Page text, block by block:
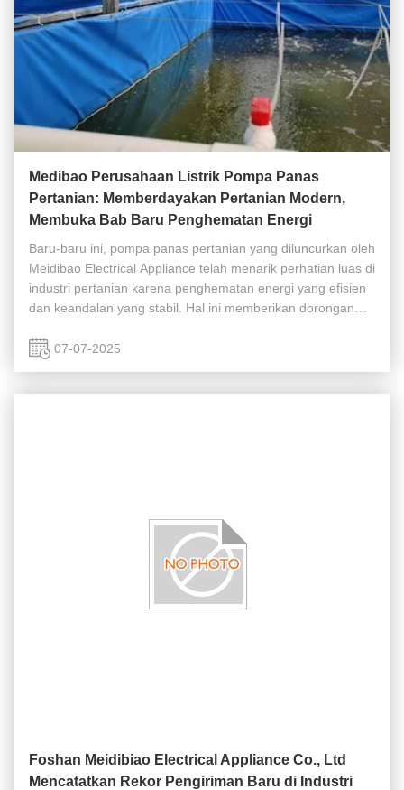
Medibao Perusahaan Listrik Pompa Panas
Pertanian: Memberdayakan Pertanian Modern,
Membuka Bab Baru Penghematan Energi
Baru-baru ini, pompa panas pertanian yang diluncurkan oleh
Meidibao Electrical Appliance telah menarik perhatian luas di
industri pertanian karena penghematan energi yang efisien
dan keandalan yang stabil. Hal ini memberikan dorongan
lingkungan. ...
07-07-2025
Foshan Meidibiao Electrical Appliance Co., Ltd
Mencatatkan Rekor Pengiriman Baru di Industri